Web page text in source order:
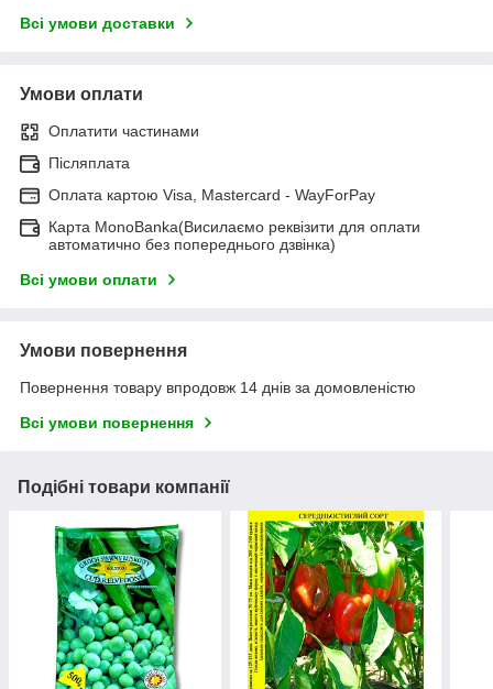
Всі умови доставки
Умови оплати
Оплатити частинами
Післяплата
Оплата картою Visa, Mastercard - WayForPay
Карта MonoBanka(Висилаємо реквізити для оплати
автоматично без попереднього дзвінка)
Всі умови оплати
Умови повернення
Повернення товару впродовж 14 днів за домовленістю
Всі умови повернення
Подібні товари компанії